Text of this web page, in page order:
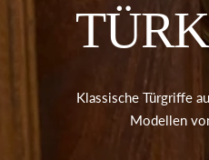
Klassische Türgriffe
Modellen